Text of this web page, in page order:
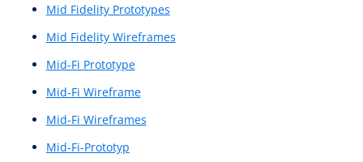
Kundenreise
Kundenumfrage
Kundenumfragen
Kundenzufriedenheitskennzahl
Landingpage